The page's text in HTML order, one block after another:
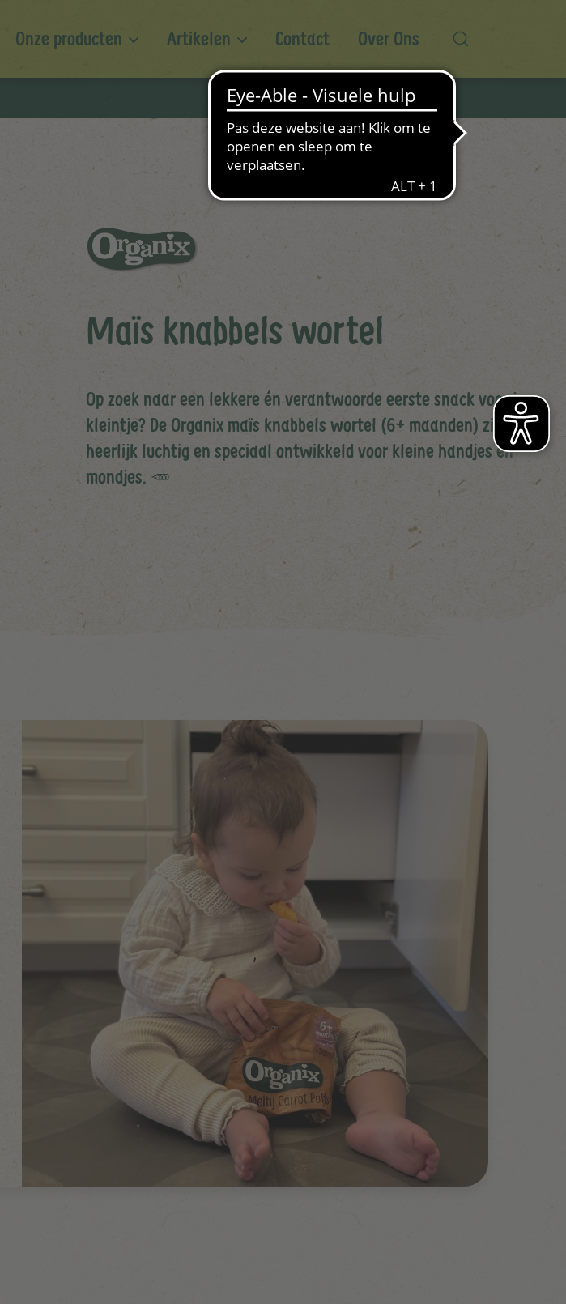
Onze producten Artikelen Contact Over Ons
Maïs knabbels wortel
Op zoek naar een lekkere én verantwoorde eerste snack voor je
kleintje? De Organix maïs knabbels wortel (6+ maanden) zijn
heerlijk luchtig en speciaal ontwikkeld voor kleine handjes en
mondjes. 🥕